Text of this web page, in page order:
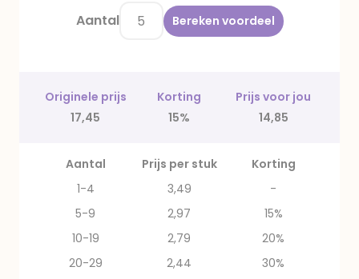
Aantal Bereken voordeel
Originele prijs Korting
Prijs voor jou
17,45
15% 14,85
Aantal Prijs per stuk
Korting
1-4
3,49
-
5-9
2,97
15%
10-19
2,79
20%
20-29
2,44
30%